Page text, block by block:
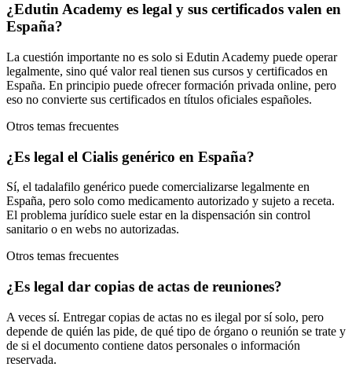
¿Edutin Academy es legal y sus certificados valen en
España?
La cuestión importante no es solo si Edutin Academy puede operar
legalmente, sino qué valor real tienen sus cursos y certificados en
España. En principio puede ofrecer formación privada online, pero
eso no convierte sus certificados en títulos oficiales españoles.
Otros temas frecuentes
¿Es legal el Cialis genérico en España?
Sí, el tadalafilo genérico puede comercializarse legalmente en
España, pero solo como medicamento autorizado y sujeto a receta.
El problema jurídico suele estar en la dispensación sin control
sanitario o en webs no autorizadas.
Otros temas frecuentes
¿Es legal dar copias de actas de reuniones?
A veces sí. Entregar copias de actas no es ilegal por sí solo, pero
depende de quién las pide, de qué tipo de órgano o reunión se trate y
de si el documento contiene datos personales o información
reservada.